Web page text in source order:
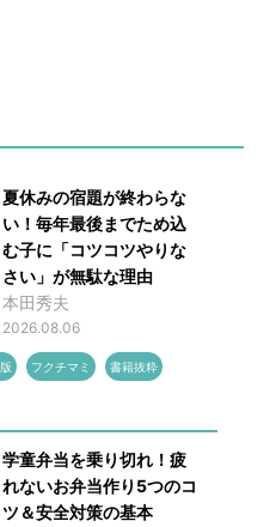
夏休みの宿題が終わらな
い！毎年最後までため込
む子に「コツコツやりな
さい」が無駄な理由
本田秀夫
2026.08.06
フクチマミ 書籍抜粋
学童弁当を乗り切れ！疲
れないお弁当作り5つのコ
ツ＆安全対策の基本